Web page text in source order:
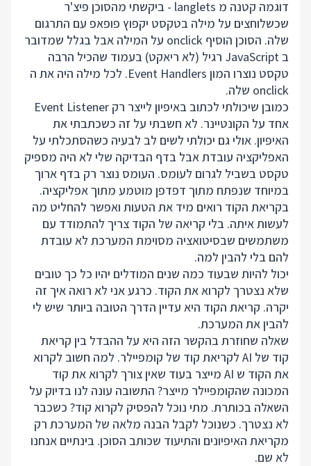
דוגמה קטנה מ langlets - ביקשתי מהסוכן פיצ'ר
שכשלוחצים על מילה בטקסט יקפוץ פופאפ עם התרגום
שלה. הסוכן הוסיף onclick על המילה אבל בגלל שמדובר
ב JavaScript רגיל (לא ריאקט) בעמוד שהכיל הרבה
טקסט נוצרו המון Event Handlers. לכל מילה היה את ה
onclick שלה.
כמובן שיכולתי לכתוב באיפיון לייצר רק Event Listener
אחד על הקונטיינר. לא חשבתי על זה כשכתבתי את
האיפיון. אולי גם יכולתי לשים לב לבעיה כשהסתכלתי על
האפליקציה עובדת אבל בדף הבדיקה שלי לא היה מספיק
טקסט בשביל לגרום לעומס. העומס נוצר רק בדף ארוך
במיוחד שנפתח מתוך דפדפן מוטמע מתוך אפליקציה.
בקריאת הקוד רואים מיד את הטעות ואפשר להחליט מה
לעשות איתה. בלי קריאה של הקוד צריך להתמודד עם
משתמשים שבסיטואציה מסוימת המערכת לא עובדת
להם בלי להבין למה.
יכול להיות שבעוד כמה שנים המודלים יהיו כל כך טובים
שלא נצטרך לקרוא את הקוד. כרגע אני לא רואה איך זה
יקרה. קריאת הקוד היא עדיין הדרך הטובה ביותר שיש לי
להבין את המערכת.
שאלה שחוזרת בהקשר הזה היא על ההבדל בין קריאת
קוד של AI לקריאת קוד של קומפיילר. למה חשוב לקרוא
את הקוד ש AI מייצר בעוד שאין צורך לקרוא את קוד
המכונה שהקומפיילר מייצר? התשובה עונה לנו בדיוק על
השאלה בכותרת. מתי נוכל להפסיק לקרוא קוד? כשכבר
לא נצטרך. כשנוכל לקבל הבנה מלאה של המערכת רק
מקריאת האיפיונים והתיעוד שכותב הסוכן. בינתיים אנחנו
לא שם.